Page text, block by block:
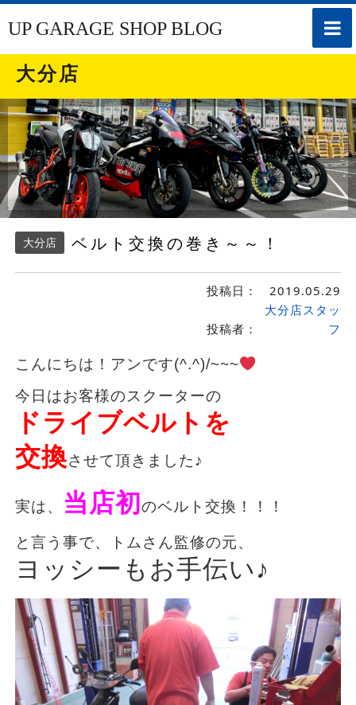
toggle
UP GARAGE SHOP BLOG
大分店
大分店 ベルト交換の巻き～～！
投稿日： 2019.05.29
投稿者：
大分店スタッ
フ
こんにちは！アンです(^.^)/~~~
今日はお客様のスクーターの
ドライブベルトを
交換させて頂きました♪
実は、 当店初 のベルト交換！！！
と言う事で、トムさん監修の元、
ヨッシーもお手伝い♪